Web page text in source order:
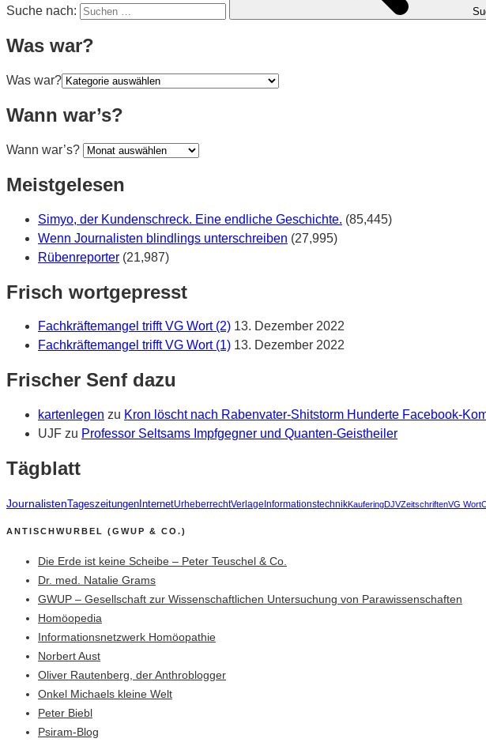
Suche nach:
Was war?
Was war?
Wann war’s?
Wann war’s?
Meistgelesen
Simyo, der Kundenschreck. Eine endliche Geschichte. (85,445)
Wenn Journalisten blindlings unterschreiben (27,995)
Rübenreporter (21,987)
Frisch wortgepresst
Fachkräftemangel trifft VG Wort (2) 13. Dezember 2022
Fachkräftemangel trifft VG Wort (1) 13. Dezember 2022
Frischer Senf dazu
kartenlegen zu Kron löscht nach Rabenvater-Shitstorm Hunderte Facebook-
UJF zu Professor Seltsams Impfgegner und Quanten-Geistheiler
Tägblatt
JournalistenTageszeitungen InternetUrheberrechtVerlage InformationstechnikKauferingDJVZeitschriftenVG Wort
ANTISCHWURBEL (GWUP & CO.)
Die Erde ist keine Scheibe – Peter Teuschel & Co.
Dr. med. Natalie Grams
GWUP – Gesellschaft zur Wissenschaftlichen Untersuchung von Parawissenschaften
Homöopedia
Informationsnetzwerk Homöopathie
Norbert Aust
Oliver Rautenberg, der Anthroblogger
Onkel Michaels kleine Welt
Peter Biebl
Psiram-Blog